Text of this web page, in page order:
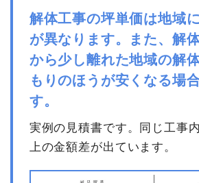
解体工事の坪単価は地域
が異なります。また、解
から少し離れた地域の解
もりのほうが安くなる場
す。
実例の見積書です。同じ工事
上の金額差が出ています。